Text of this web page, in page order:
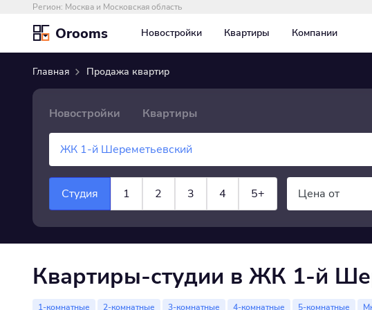
Регион: Москва и Московская область
Orooms Новостройки Квартиры Компании
Главная Продажа квартир
Новостройки Квартиры
Студия 1 2 3 4 5+ Цена от
×
Квартиры-студии в ЖК 1-й
1-комнатные 2-комнатные 3-комнатные 4-комнатные 5-комнатные